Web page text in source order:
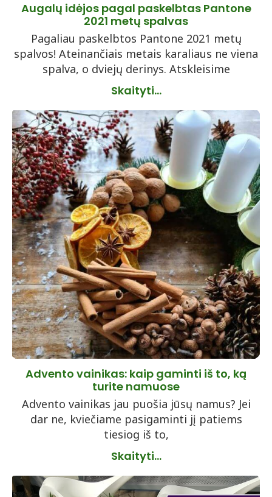
Augalų idėjos pagal paskelbtas Pantone
2021 metų spalvas
Pagaliau paskelbtos Pantone 2021 metų
spalvos! Ateinančiais metais karaliaus ne viena
spalva, o dviejų derinys. Atskleisime
Skaityti...
Advento vainikas: kaip gaminti iš to, ką
turite namuose
Advento vainikas jau puošia jūsų namus? Jei
dar ne, kviečiame pasigaminti jį patiems
tiesiog iš to,
Skaityti...